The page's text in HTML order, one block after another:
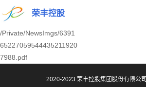
荣丰控股
/Private/NewsImgs/6391
65227059544435211920
7988.pdf
2020-2023 荣丰控股集团股份有限公司